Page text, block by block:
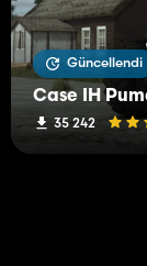
Güncellendi
Case IH
35 242